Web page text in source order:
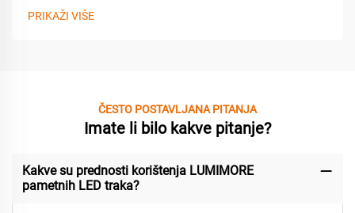
PRIKAŽI VIŠE
ČESTO POSTAVLJANA PITANJA
Imate li bilo kakve pitanje?
Kakve su prednosti korištenja LUMIMORE
pametnih LED traka?